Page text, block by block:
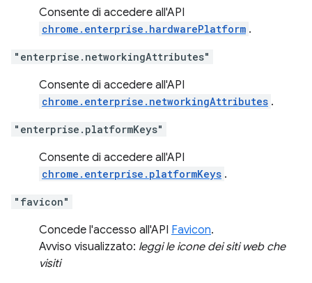
Consente di accedere all'API
chrome.enterprise.hardwarePlatform .
"enterprise.networkingAttributes"
Consente di accedere all'API
chrome.enterprise.networkingAttributes .
"enterprise.platformKeys"
Consente di accedere all'API
chrome.enterprise.platformKeys .
"favicon"
Concede l'accesso all'API Favicon.
Avviso visualizzato: leggi le icone dei siti web che
visiti